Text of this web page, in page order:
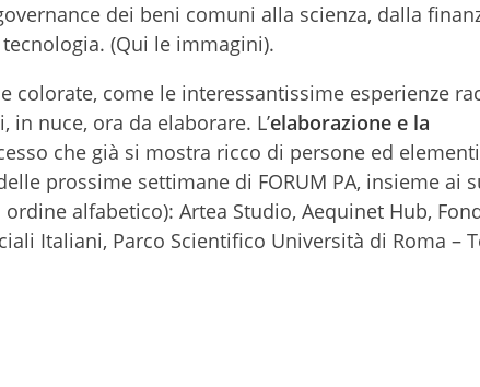
dei beni comuni alla scienza, dalla
(Qui le immagini).
colorate, come le interessantissime esperienze
nuce, ora da elaborare. L’elaborazione e la
che già si mostra ricco di persone ed
prossime settimane di FORUM PA, insieme ai
alfabetico): Artea Studio, Aequinet Hub,
Italiani, Parco Scientifico Università di Roma –